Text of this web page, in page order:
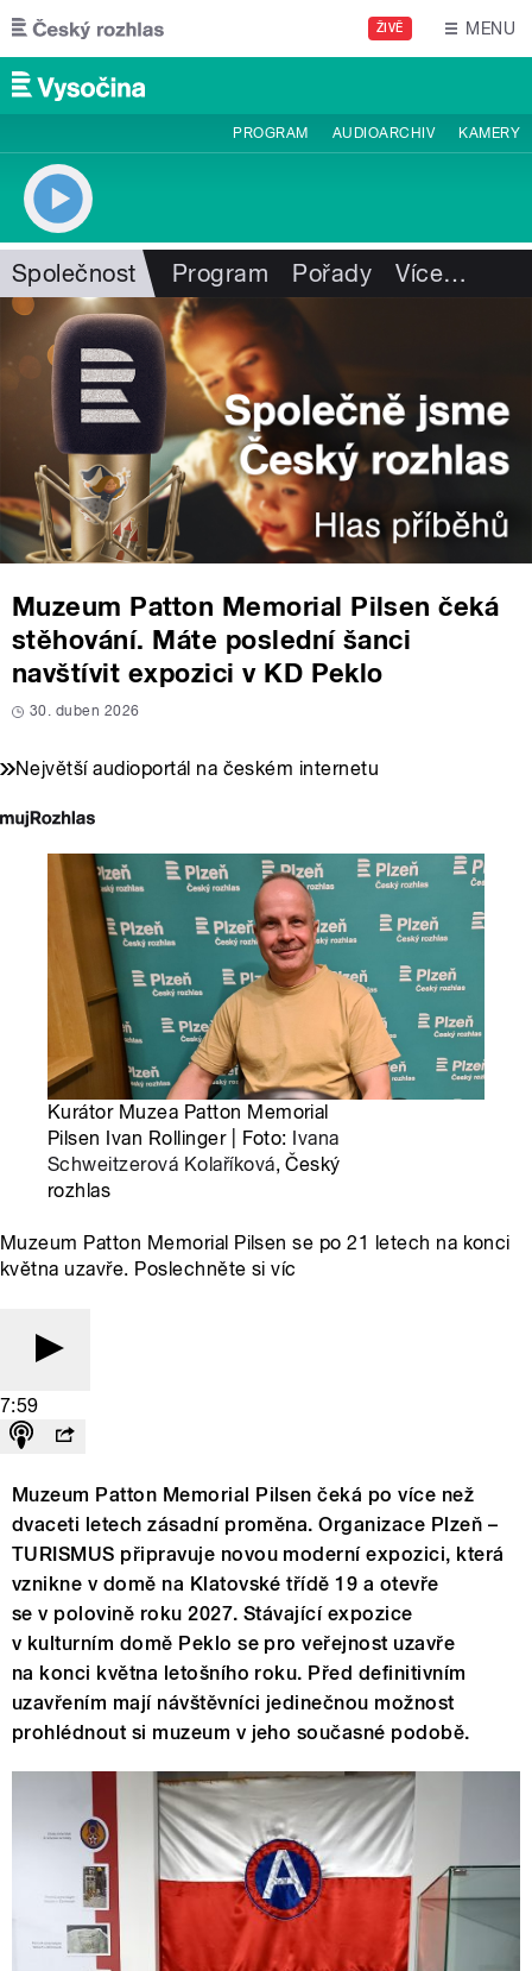
Přejít k hlavnímu obsahu
ŽIVĚ MENU
PROGRAM AUDIOARCHIV KAMERY
Společnost Program Pořady Více…
Muzeum Patton Memorial Pilsen čeká
stěhování. Máte poslední šanci
navštívit expozici v KD Peklo
30. duben 2026
Největší audioportál na českém internetu
Kurátor Muzea Patton Memorial
Pilsen Ivan Rollinger | Foto: Ivana
Schweitzerová Kolaříková, Český
rozhlas
Muzeum Patton Memorial Pilsen se po 21 letech na konci
května uzavře. Poslechněte si víc
7:59
Muzeum Patton Memorial Pilsen čeká po více než
dvaceti letech zásadní proměna. Organizace Plzeň –
TURISMUS připravuje novou moderní expozici, která
vznikne v domě na Klatovské třídě 19 a otevře
se v polovině roku 2027. Stávající expozice
v kulturním domě Peklo se pro veřejnost uzavře
na konci května letošního roku. Před definitivním
uzavřením mají návštěvníci jedinečnou možnost
prohlédnout si muzeum v jeho současné podobě.